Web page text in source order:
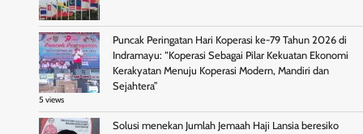
Puncak Peringatan Hari Koperasi ke-79 Tahun 2026 di
Indramayu: “Koperasi Sebagai Pilar Kekuatan Ekonomi
Kerakyatan Menuju Koperasi Modern, Mandiri dan
Sejahtera”
5 views
Solusi menekan Jumlah Jemaah Haji Lansia beresiko